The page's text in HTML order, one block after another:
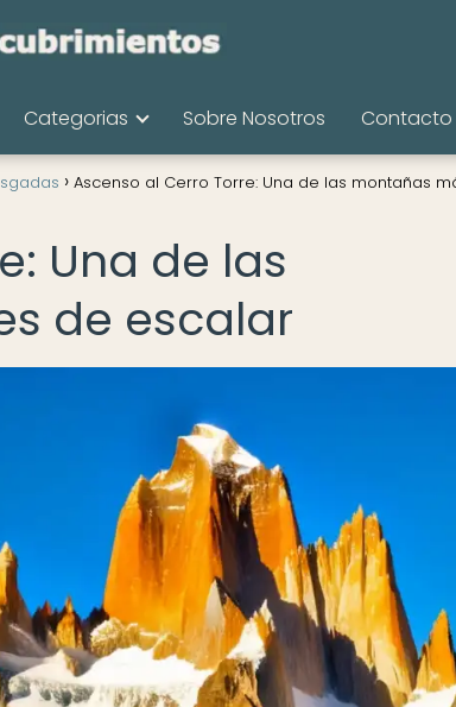
Categorias Sobre Nosotros Contacto
Ascenso al Cerro Torre: Una de las montañas
Una de las
de escalar